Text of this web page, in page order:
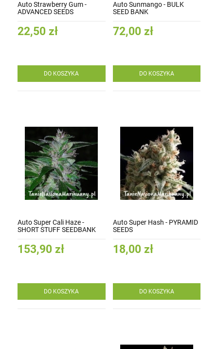
Auto Strawberry Gum -
ADVANCED SEEDS
22,50 zł
DO KOSZYKA
Auto Sunmango - BULK
SEED BANK
72,00 zł
DO KOSZYKA
Auto Super Cali Haze -
SHORT STUFF SEEDBANK
153,90 zł
DO KOSZYKA
Auto Super Hash - PYRAMID
SEEDS
18,00 zł
DO KOSZYKA